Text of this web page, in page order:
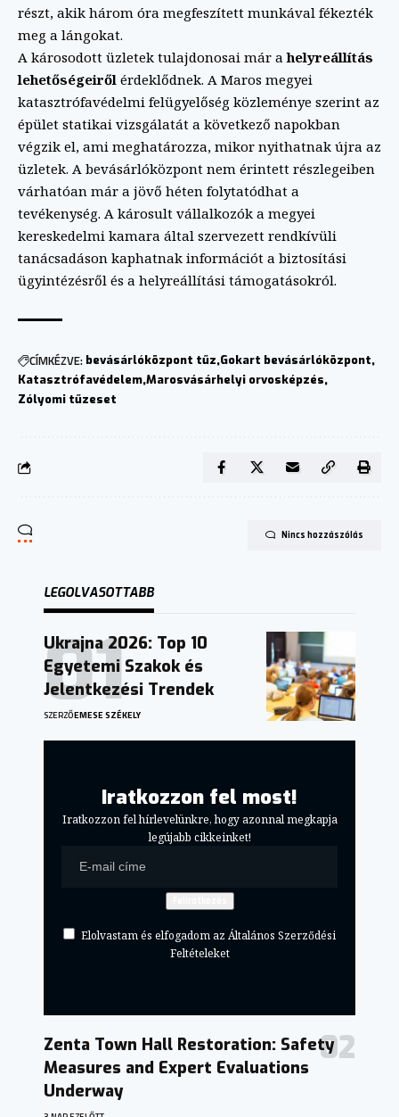
részt, akik három óra megfeszített munkával fékezték
meg a lángokat.
A károsodott üzletek tulajdonosai már ahelyreállítás
lehetőségeiről érdeklődnek. A Maros megyei
katasztrófavédelmi felügyelőség közleménye szerint az
épület statikai vizsgálatát a következő napokban
végzik el, ami meghatározza, mikor nyithatnak újra az
üzletek. A bevásárlóközpont nem érintett részlegeiben
várhatóan már a jövő héten folytatódhat a
tevékenység. A károsult vállalkozók a megyei
kereskedelmi kamara által szervezett rendkívüli
tanácsadáson kaphatnak információt a biztosítási
ügyintézésről és a helyreállítási támogatásokról.
CÍMKÉZVE: bevásárlóközpont tűz Gokart bevásárlóközpont
Katasztrófavédelem Marosvásárhelyi orvosképzés
Zólyomi tűzeset
Nincs hozzászólás
LEGOLVASOTTABB
Ukrajna 2026: Top 10
Egyetemi Szakok és
Jelentkezési Trendek
SZERZŐEMESE SZÉKELY
Iratkozzon fel most!
Iratkozzon fel hírlevelünkre, hogy azonnal megkapja
legújabb cikkeinket!
Elolvastam és elfogadom az Általános Szerződési
Feltételeket
Zenta Town Hall Restoration: Safety
Measures and Expert Evaluations
Underway